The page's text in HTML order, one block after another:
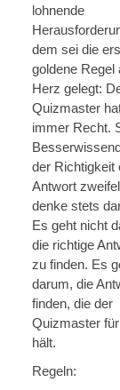
lohnende
dem sei die
goldene Regel
Herz gelegt:
Quizmaster
immer Recht.
der Richtigkeit
Antwort
denke stets
Es geht nicht
die richtige
zu finden. Es
darum, die
finden, die der
Quizmaster
hält.
Regeln: